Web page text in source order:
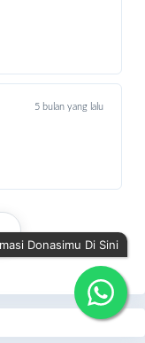
5 bulan yang lalu
Donasimu Di Sini